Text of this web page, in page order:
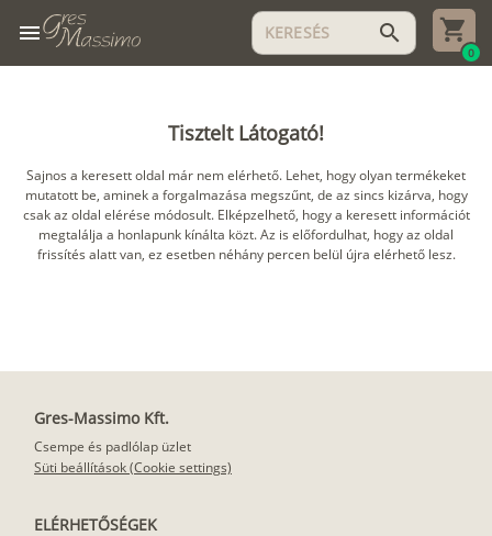
menu search
0
Tisztelt Látogató!
Sajnos a keresett oldal már nem elérhető. Lehet, hogy olyan termékeket
mutatott be, aminek a forgalmazása megszűnt, de az sincs kizárva, hogy
csak az oldal elérése módosult. Elképzelhető, hogy a keresett információt
megtalálja a honlapunk kínálta közt. Az is előfordulhat, hogy az oldal
frissítés alatt van, ez esetben néhány percen belül újra elérhető lesz.
Gres-Massimo Kft.
Csempe és padlólap üzlet
Süti beállítások (Cookie settings)
ELÉRHETŐSÉGEK